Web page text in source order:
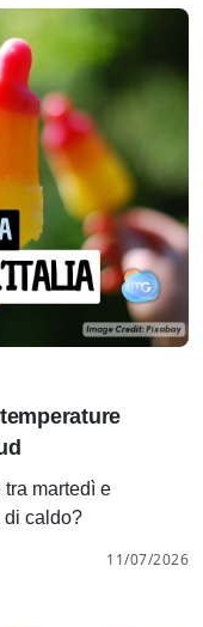
martedì e
di caldo?
11/07/2026